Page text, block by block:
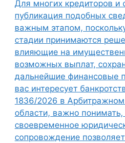
Для многих кредиторов и
публикация подобных
важным этапом,
стадии принимаются
влияющие на
возможных выплат,
дальнейшие финансовые
вас интересует
1836/2026 в
области, важно понимать,
своевременное
сопровождение